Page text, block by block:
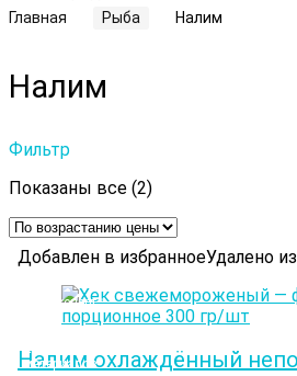
Главная Рыба Налим
Налим
Фильтр
Показаны все (2)Цены:
возрастанию
Добавлен в избранноеУдалено
Налим охлаждённый
РыбЭксперт™
Копирование
материалов